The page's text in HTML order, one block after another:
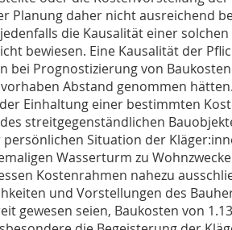
Planung daher nicht ausreichend
die Kausalität einer
bewiesen. Eine Kausalität der
bei Prognostizierung von
Abstand genommen hätten.
Einhaltung einer bestimmten
streitgegenständlichen
Situation der
Wasserturm zu
Kostenrahmen nahezu
und Vorstellungen des
gewesen seien, Baukosten von